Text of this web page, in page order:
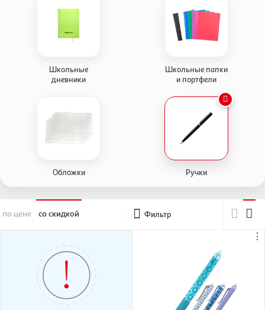
Школьные
дневники
Школьные папки
и портфели
Обложки Ручки
по цене со скидкой Фильтр
⋮